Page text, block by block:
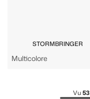
STORMBRINGER
Multicolore
Vu53